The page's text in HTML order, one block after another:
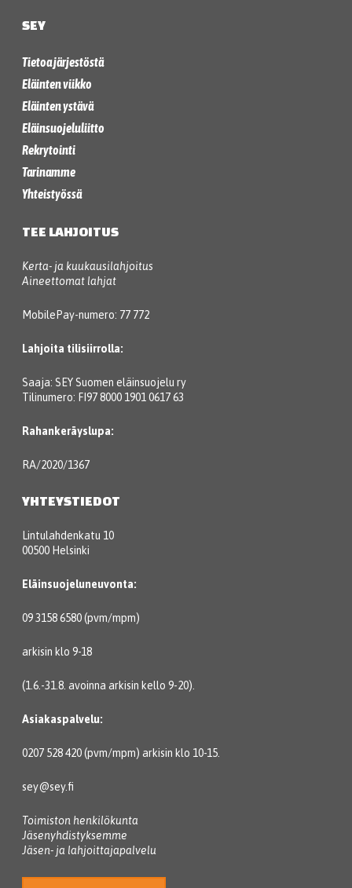
SEY
Tietoa järjestöstä
Eläinten viikko
Eläinten ystävä
Eläinsuojeluliitto
Rekrytointi
Tarinamme
Yhteistyössä
TEE LAHJOITUS
Kerta- ja kuukausilahjoitus
Aineettomat lahjat
MobilePay-numero: 77 772
Lahjoita tilisiirrolla:
Saaja: SEY Suomen eläinsuojelu ry
Tilinumero: FI97 8000 1901 0617 63
Rahankeräyslupa:
RA/2020/1367
YHTEYSTIEDOT
Lintulahdenkatu 10
00500 Helsinki
Eläinsuojeluneuvonta:
09 3158 6580 (pvm/mpm)
arkisin klo 9-18
(1.6.-31.8. avoinna arkisin kello 9-20).
Asiakaspalvelu:
0207 528 420 (pvm/mpm) arkisin klo 10-15.
sey@sey.fi
Toimiston henkilökunta
Jäsenyhdistyksemme
Jäsen- ja lahjoittajapalvelu